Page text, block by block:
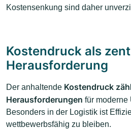
Kostensenkung sind daher
Kostendruck als
Herausforderung
Der anhaltende Kostendruck
Herausforderungen für moderne
Besonders in der Logistik ist
wettbewerbsfähig zu bleiben.